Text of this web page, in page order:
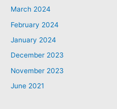
March 2024
February 2024
January 2024
December 2023
November 2023
June 2021